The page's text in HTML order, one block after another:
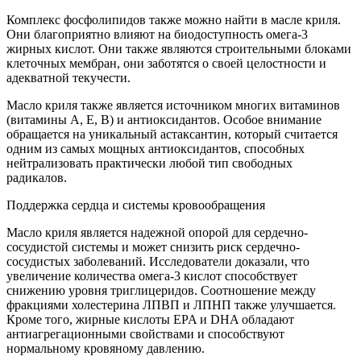
Комплекс фосфолипидов также можно найти в масле криля.
Они благоприятно влияют на биодоступность омега-3
жирных кислот. Они также являются строительными блоками
клеточных мембран, они заботятся о своей целостности и
адекватной текучести.
Масло криля также является источником многих витаминов
(витамины А, Е, В) и антиоксидантов. Особое внимание
обращается на уникальный астаксантин, который считается
одним из самых мощных антиоксидантов, способных
нейтрализовать практически любой тип свободных
радикалов.
Поддержка сердца и системы кровообращения
Масло криля является надежной опорой для сердечно-
сосудистой системы и может снизить риск сердечно-
сосудистых заболеваний. Исследователи доказали, что
увеличение количества омега-3 кислот способствует
снижению уровня триглицеридов. Соотношение между
фракциями холестерина ЛПВП и ЛПНП также улучшается.
Кроме того, жирные кислоты EPA и DHA обладают
антиагрегационными свойствами и способствуют
нормальному кровяному давлению.